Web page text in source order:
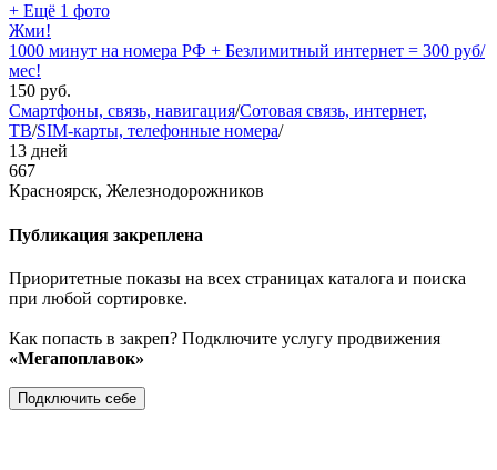
+ Ещё 1 фото
Жми!
1000 минут на номера РФ + Безлимитный интернет = 300 руб/
мес!
150 руб.
Смартфоны, связь, навигация/Сотовая связь, интернет,
ТВ/SIM-карты, телефонные номера/
13 дней
667
Красноярск, Железнодорожников
Публикация закреплена
Приоритетные показы на всех страницах каталога и поиска
при любой сортировке.
Как попасть в закреп? Подключите услугу продвижения
«Мегапоплавок»
Подключить себе